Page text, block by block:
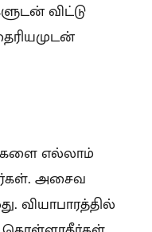
விட்டு
எல்லாம்
அசைவ
வியாபாரத்தில்